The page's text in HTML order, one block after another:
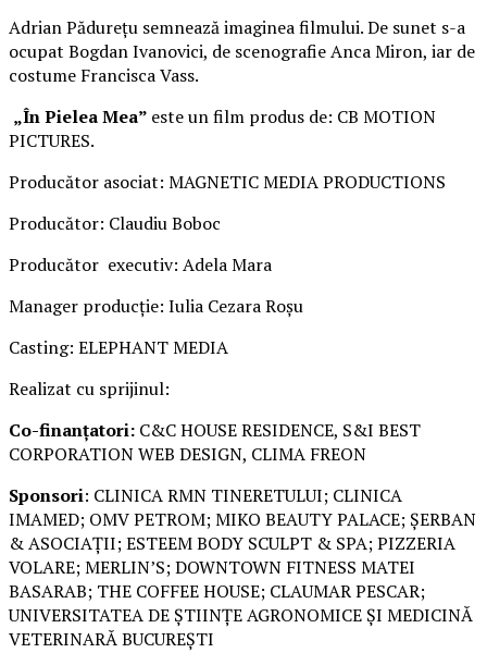
Adrian Pădurețu semnează imaginea filmului. De sunet s-a
ocupat Bogdan Ivanovici, de scenografie Anca Miron, iar de
costume Francisca Vass.
„În Pielea Mea” este un film produs de: CB MOTION
PICTURES.
Producător asociat: MAGNETIC MEDIA PRODUCTIONS
Producător: Claudiu Boboc
Producător executiv: Adela Mara
Manager producție: Iulia Cezara Roșu
Casting: ELEPHANT MEDIA
Realizat cu sprijinul:
Co-finanțatori: C&C HOUSE RESIDENCE, S&I BEST
CORPORATION WEB DESIGN, CLIMA FREON
Sponsori: CLINICA RMN TINERETULUI; CLINICA
IMAMED; OMV PETROM; MIKO BEAUTY PALACE; ȘERBAN
& ASOCIAȚII; ESTEEM BODY SCULPT & SPA; PIZZERIA
VOLARE; MERLIN’S; DOWNTOWN FITNESS MATEI
BASARAB; THE COFFEE HOUSE; CLAUMAR PESCAR;
UNIVERSITATEA DE ȘTIINȚE AGRONOMICE ȘI MEDICINĂ
VETERINARĂ BUCUREȘTI